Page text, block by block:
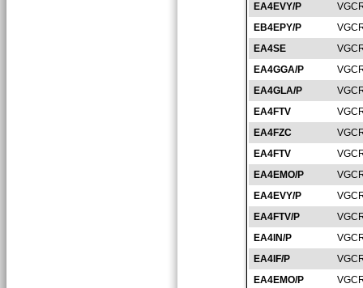
EA4EVY/P
EB4EPY/P
EA4SE
EA4GGA/P
EA4GLA/P
EA4FTV
EA4FZC
EA4FTV
EA4EMO/P
EA4EVY/P
EA4FTV/P
EA4IN/P
EA4IF/P
EA4EMO/P